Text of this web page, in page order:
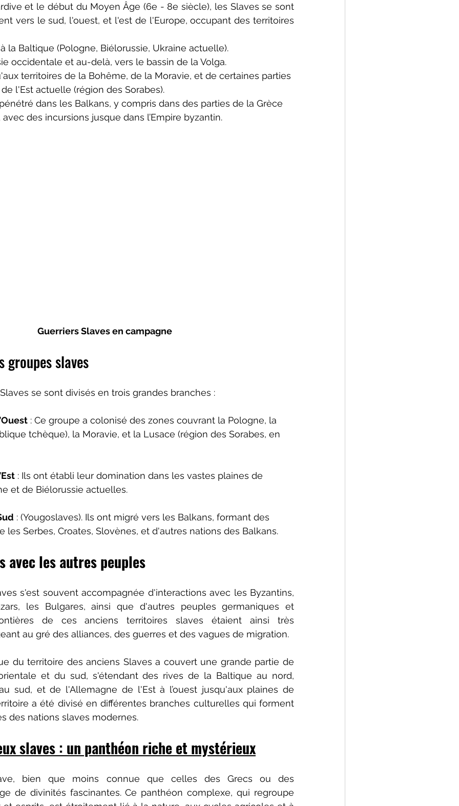
et le début du Moyen Âge (6e - 8e siècle), les Slaves se sont
vers le sud, l'ouest, et l'est de l'Europe, occupant des territoires
la Baltique (Pologne, Biélorussie, Ukraine actuelle).
occidentale et au-delà, vers le bassin de la Volga.
territoires de la Bohême, de la Moravie, et de certaines parties
l'Est actuelle (région des Sorabes).
dans les Balkans, y compris dans des parties de la Grèce
des incursions jusque dans l’Empire byzantin.
Guerriers Slaves en campagne
groupes slaves
se sont divisés en trois grandes branches :
: Ce groupe a colonisé des zones couvrant la Pologne, la
tchèque), la Moravie, et la Lusace (région des Sorabes, en
: Ils ont établi leur domination dans les vastes plaines de
et de Biélorussie actuelles.
: (Yougoslaves). Ils ont migré vers les Balkans, formant des
les Serbes, Croates, Slovènes, et d'autres nations des Balkans.
avec les autres peuples
s'est souvent accompagnée d'interactions avec les Byzantins,
les Bulgares, ainsi que d'autres peuples germaniques et
de ces anciens territoires slaves étaient ainsi très
au gré des alliances, des guerres et des vagues de migration.
du territoire des anciens Slaves a couvert une grande partie de
et du sud, s'étendant des rives de la Baltique au nord,
sud, et de l'Allemagne de l'Est à l’ouest jusqu'aux plaines de
a été divisé en différentes branches culturelles qui forment
des nations slaves modernes.
slaves : un panthéon riche et mystérieux
bien que moins connue que celles des Grecs ou des
de divinités fascinantes. Ce panthéon complexe, qui regroupe